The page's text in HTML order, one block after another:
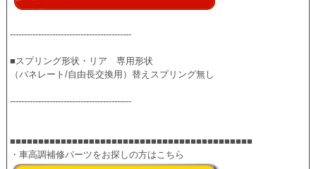
-------------------------------------------
■スプリング形状・リア　専用形状
（バネレート/自由長交換用）替えスプリング無し
-------------------------------------------
■■■■■■■■■■■■■■■■■■■■■■■■■■■■■■■■■■■■■■■■■■■
・車高調補修パーツをお探しの方はこちら